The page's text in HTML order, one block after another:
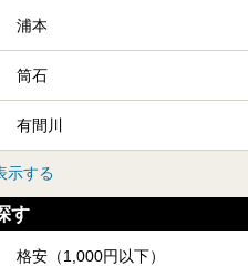
浦本
筒石
有間川
示する
す
格安（1,000円以下）